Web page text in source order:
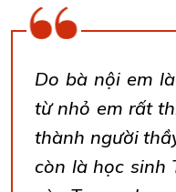
Do bà nội em
từ nhỏ em rất
thành người
còn là học sinh